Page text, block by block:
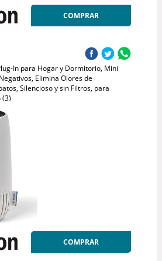
COMPRAR
In para Hogar y Dormitorio, Mini
Elimina Olores de
Silencioso y sin Filtros, para
(3)
COMPRAR